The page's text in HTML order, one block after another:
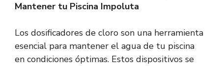
Mantener tu Piscina Impoluta
Los dosificadores de cloro son una herramienta
esencial para mantener el agua de tu piscina
en condiciones óptimas. Estos dispositivos se